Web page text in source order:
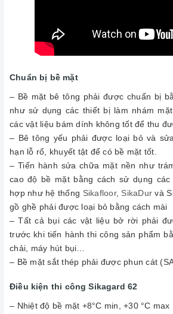
Chuẩn bị bề mặt
– Bề mặt bê tông phải được chuẩn bị
như sử dụng các thiết bị làm nhám
các vật liệu bám dính không tốt để thu
– Bê tông yếu phải được loại bỏ và
hạn lỗ rổ, khuyết tật để có bề mặt tốt.
– Tiến hành sửa chữa mặt nền như
cao độ bề mặt bằng cách sử dụng các
hợp như hệ thống Sikafloor, SikaDur và
gồ ghề phải được loại bỏ bằng cách mài
– Tất cả bụi các vật liệu bở rời phải
trước khi tiến hành thi công sản phẩm
chải, máy hút bụi…
– Bề mặt sắt thép phải được phun cát
Điều kiện thi công Sikagard 62
– Nhiệt độ bề mặt +8°C min, +30 °C max